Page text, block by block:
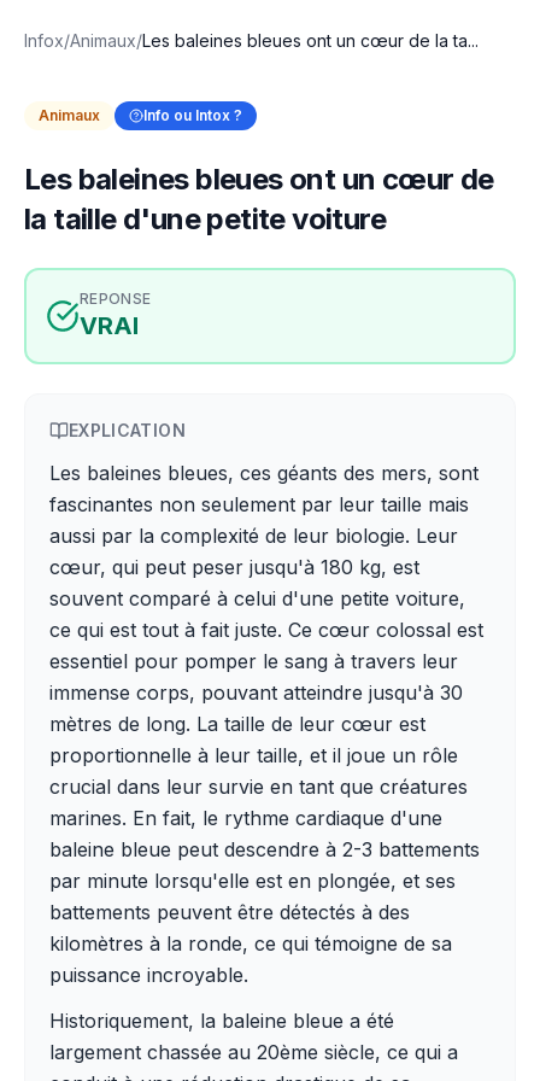
Infox/Animaux/Les baleines bleues ont un cœur de la ta...
Animaux Info ou Intox ?
Les baleines bleues ont un cœur de
la taille d'une petite voiture
REPONSE
VRAI
EXPLICATION
Les baleines bleues, ces géants des mers, sont
fascinantes non seulement par leur taille mais
aussi par la complexité de leur biologie. Leur
cœur, qui peut peser jusqu'à 180 kg, est
souvent comparé à celui d'une petite voiture,
ce qui est tout à fait juste. Ce cœur colossal est
essentiel pour pomper le sang à travers leur
immense corps, pouvant atteindre jusqu'à 30
mètres de long. La taille de leur cœur est
proportionnelle à leur taille, et il joue un rôle
crucial dans leur survie en tant que créatures
marines. En fait, le rythme cardiaque d'une
baleine bleue peut descendre à 2-3 battements
par minute lorsqu'elle est en plongée, et ses
battements peuvent être détectés à des
kilomètres à la ronde, ce qui témoigne de sa
puissance incroyable.
Historiquement, la baleine bleue a été
largement chassée au 20ème siècle, ce qui a